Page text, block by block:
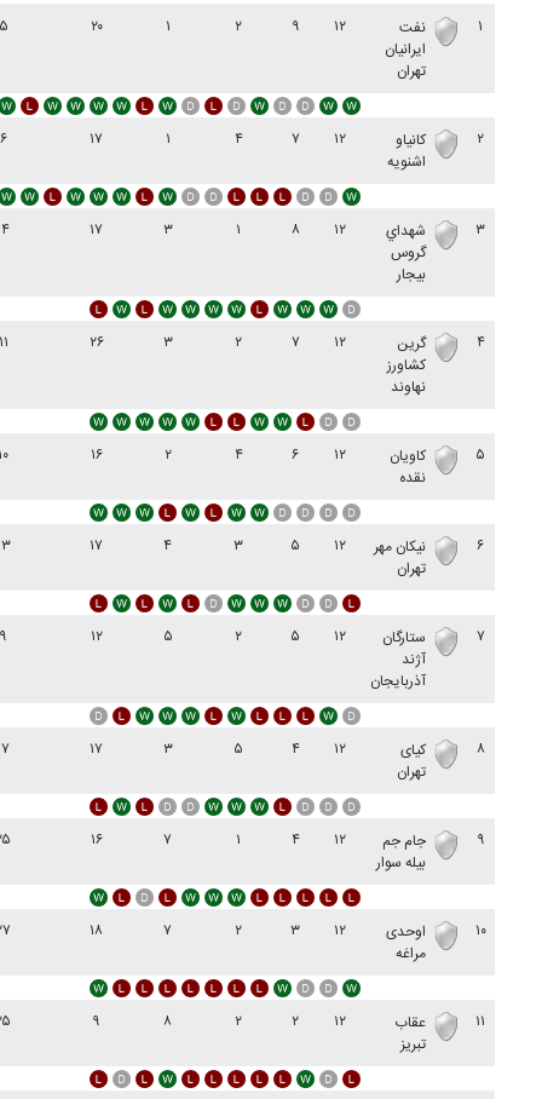
۱
نفت
ایرانیان
تهران
۱۲ ۹ ۲ ۱ ۲۰
۲
کانیاو
اشنویه
۱۲ ۷ ۴ ۱ ۱۷ ۶
۳
شهداي
گروس
بيجار
۱۲ ۸ ۱ ۳ ۱۷
۴
گرين
کشاورز
نهاوند
۱۲ ۷ ۲ ۳ ۲۶
۵
کاويان
نقده
۱۲ ۶ ۴ ۲ ۱۶
۶
نیکان مهر
تهران
۱۲ ۵ ۳ ۴ ۱۷
۷
ستارگان
آژند
آذربایجان
۱۲ ۵ ۲ ۵ ۱۲ ۹
۸
کیای
تهران
۱۲ ۴ ۵ ۳ ۱۷
۹
جام جم
بیله سوار
۱۲ ۴ ۱ ۷ ۱۶
۱۰
اوحدی
مراغه
۱۲ ۳ ۲ ۷ ۱۸
۱۱
عقاب
تبريز
۱۲ ۲ ۲ ۸ ۹